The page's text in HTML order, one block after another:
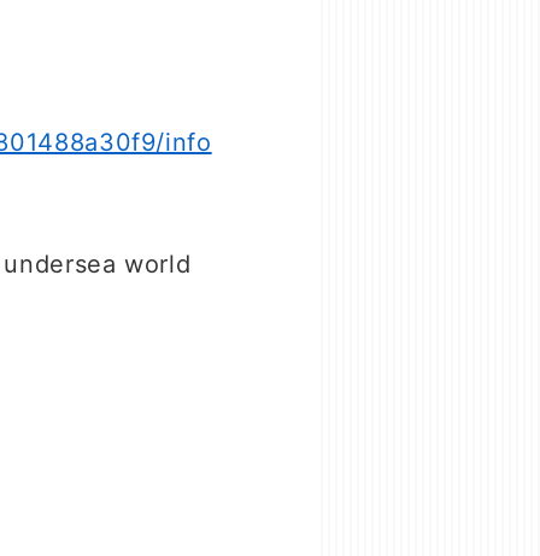
info
undersea world